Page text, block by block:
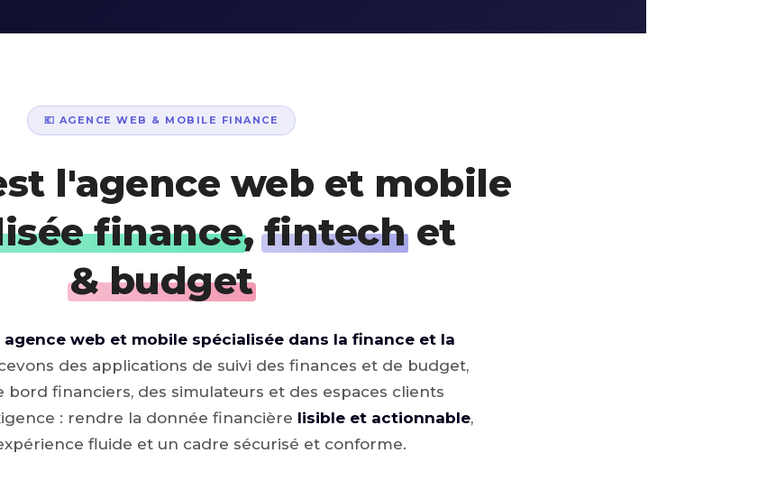
💶 AGENCE WEB & MOBILE FINANCE
l'agence web et mobile
finance,fintechet
& budget
agence web et mobile spécialisée dans la finance et la
des applications de suivi des finances et de budget,
bord financiers, des simulateurs et des espaces clients
: rendre la donnée financière lisible et actionnable,
fluide et un cadre sécurisé et conforme.